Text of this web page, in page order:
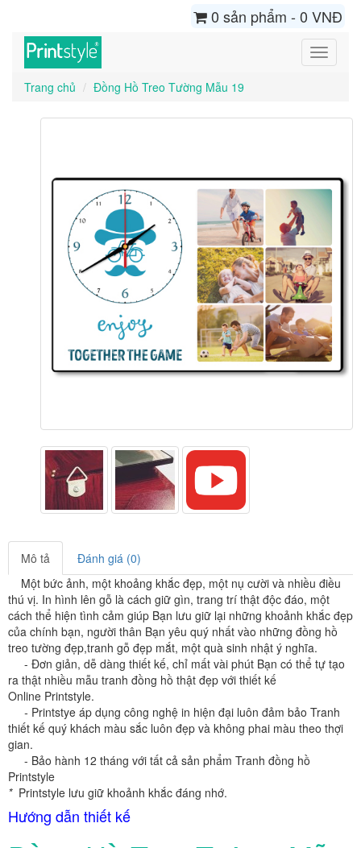
0 sản phẩm - 0 VNĐ
Toggle
Trang chủ
Đồng Hồ Treo Tường Mẫu 19
Mô tả
Đánh giá (0)
Một bức ảnh, một khoảng khắc đẹp, một nụ cười và nhiều điều
thú vị. In hình lên gỗ là cách giữ gìn, trang trí thật độc đáo, một
cách thể hiện tình cảm giúp Bạn lưu giữ lại những khoảnh khắc đẹp
của chính bạn, người thân Bạn yêu quý nhất vào những đồng hồ
treo tường đẹp,tranh gỗ đẹp mắt, một quà sinh nhật ý nghĩa.
- Đơn giản, dễ dàng thiết kế, chỉ mất vài phút Bạn có thể tự tạo
ra thật nhiều mẫu tranh đồng hồ thật đẹp với thiết kế
Online Printstyle.
- Printstye áp dụng công nghệ in hiện đại luôn đảm bảo Tranh
thiết kế quý khách màu sắc luôn đẹp và không phai màu theo thợi
gian.
- Bảo hành 12 tháng với tất cả sản phẩm Tranh đồng hồ
Printstyle
* Printstyle lưu giữ khoảnh khắc đáng nhớ.
Hướng dẫn thiết kế